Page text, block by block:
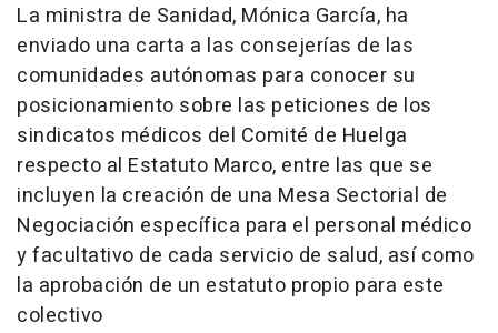
La ministra de Sanidad, Mónica García, ha
enviado una carta a las consejerías de las
comunidades autónomas para conocer su
posicionamiento sobre las peticiones de los
sindicatos médicos del Comité de Huelga
respecto al Estatuto Marco, entre las que se
incluyen la creación de una Mesa Sectorial de
Negociación específica para el personal médico
y facultativo de cada servicio de salud, así como
la aprobación de un estatuto propio para este
colectivo